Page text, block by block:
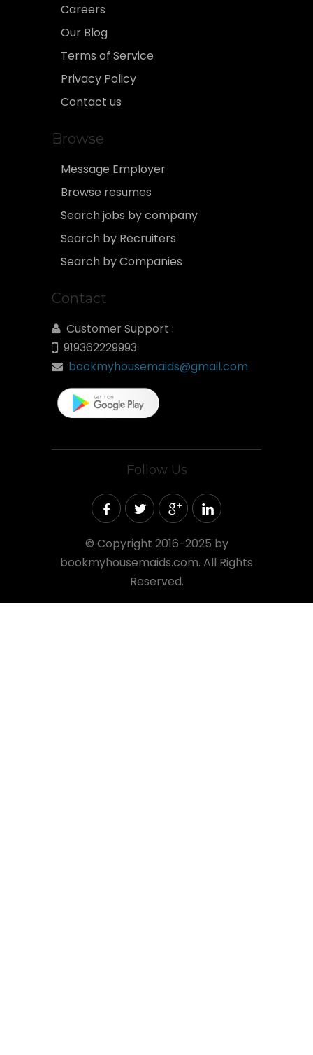
Careers
Our Blog
Terms of Service
Privacy Policy
Contact us
Browse
Message Employer
Browse resumes
Search jobs by company
Search by Recruiters
Search by Companies
Contact
Customer Support :
919362229993
bookmyhousemaids@gmail.com
Follow Us
© Copyright 2016-2025 by
bookmyhousemaids.com. All Rights
Reserved.